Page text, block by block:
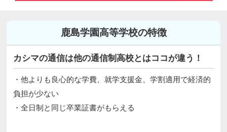
鹿島学園高等学校の特徴
カシマの通信は他の通信制高校とはココが違う！
・他よりも良心的な学費、就学支援金、学割適用で経済的
負担が少ない
・全日制と同じ卒業証書がもらえる